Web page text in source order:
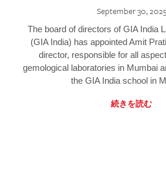
September 30, 2025
The board of directors of GIA India
(GIA India) has appointed Amit
director, responsible for all
gemological laboratories in Mumbai
the GIA India school in
続きを読む